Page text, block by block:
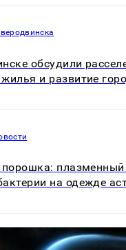
обсудили
и развитие
плазменный
на одежде